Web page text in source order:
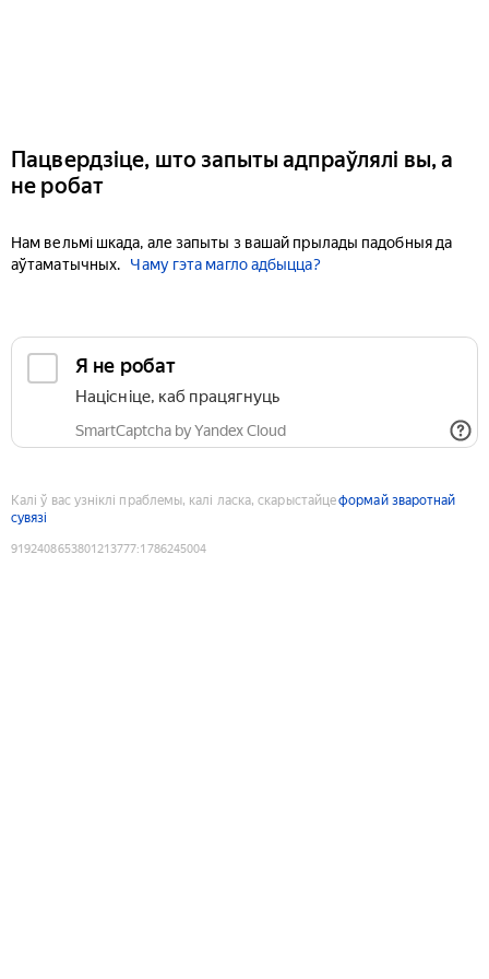
Пацвердзіце, што запыты адпраўлялі вы, а
не робат
Нам вельмі шкада, але запыты з вашай прылады падобныя да
аўтаматычных.
Чаму гэта магло адбыцца?
Я не робат
Націсніце, каб працягнуць
SmartCaptcha by Yandex Cloud
Калі ў вас узніклі праблемы, калі ласка, скарыстайцеформай зваротнай
сувязі
9192408653801213777:1786245004